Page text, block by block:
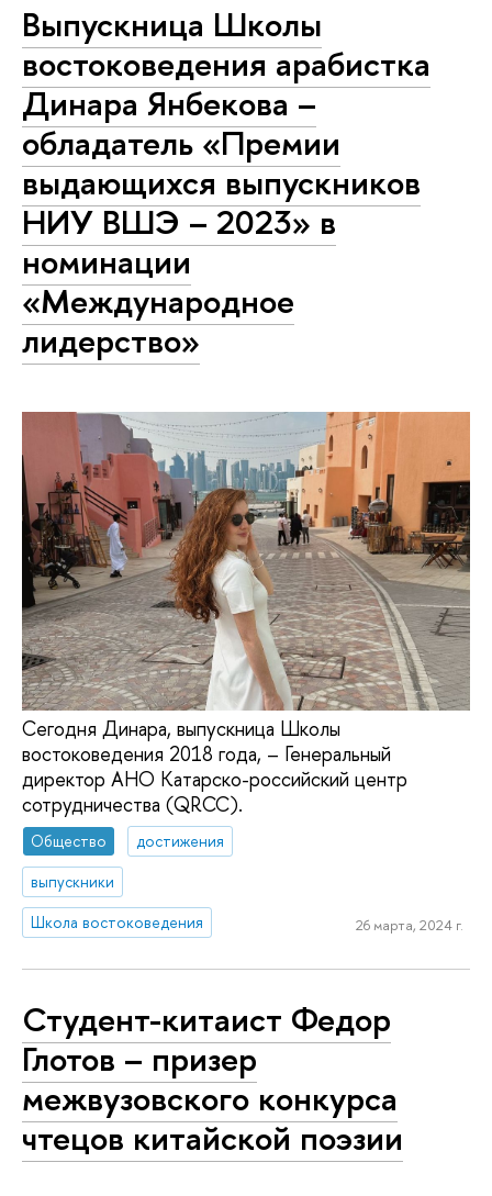
Выпускница Школы
востоковедения арабистка
Динара Янбекова –
обладатель «Премии
выдающихся выпускников
НИУ ВШЭ – 2023» в
номинации
«Международное
лидерство»
Сегодня Динара, выпускница Школы
востоковедения 2018 года, – Генеральный
директор АНО Катарско-российский центр
сотрудничества (QRCC).
Общество
достижения
выпускники
Школа востоковедения
26 марта, 2024 г.
Студент-китаист Федор
Глотов – призер
межвузовского конкурса
чтецов китайской поэзии